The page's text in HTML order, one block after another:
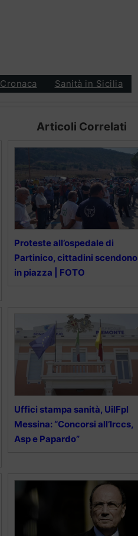
Cronaca Sanità in Sicilia
Articoli Correlati
Proteste all’ospedale di
Partinico, cittadini scendono
in piazza | FOTO
Uffici stampa sanità, UilFpl
Messina: “Concorsi all’Irccs,
Asp e Papardo”